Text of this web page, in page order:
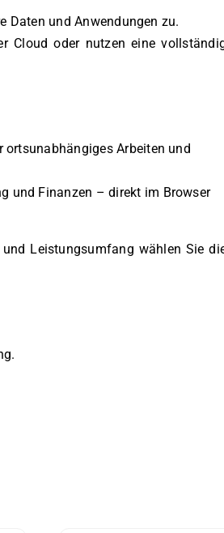
Daten und Anwendungen zu.
Cloud oder nutzen eine
ortsunabhängiges Arbeiten und
und Finanzen – direkt im Browser
Leistungsumfang wählen Sie